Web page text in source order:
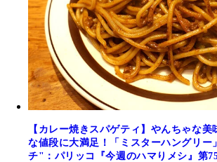
【カレー焼きスパゲティ】やんちゃな
な値段に大満足！「ミスターハングリー
チ"：パリッコ『今週のハマりメシ』第